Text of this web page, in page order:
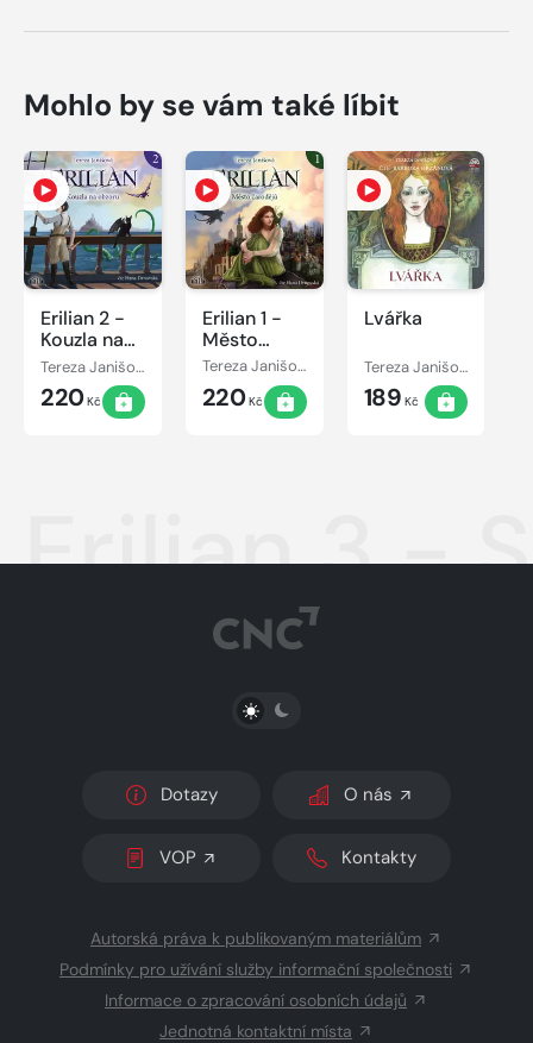
Mohlo by se vám také líbit
Erilian 2 -
Kouzla na
obzoru
Tereza Janišová
220Kč
Erilian 1 -
Město
čarodějů
Tereza Janišová
220Kč
Lvářka
Tereza Janišová
189 Kč
Erilian 3 -
PŘEPNOUT SVĚTLÝ/TMAVÝ REŽIM
Dotazy O nás
VOP Kontakty
Autorská práva k publikovaným materiálům
Podmínky pro užívání služby informační společnosti
Informace o zpracování osobních údajů
Jednotná kontaktní místa